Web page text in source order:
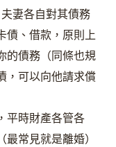
妻各自對其債務
債、借款，原則上
的債務（同條也規
，可以向他請求償
平時財產各管各
常見就是離婚）